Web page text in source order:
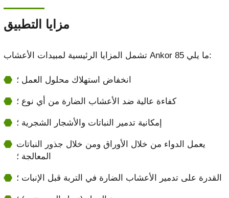
مزايا التطبيق
تشمل المزايا الرئيسية لمبيدات الأعشاب Ankor 85 ما يلي:
انخفاض استهلاك محلول العمل ؛
كفاءة عالية ضد الأعشاب الضارة من أي نوع ؛
إمكانية تدمير النباتات والأشجار الشجرية ؛
يعمل الدواء من خلال الأوراق ومن خلال جذور النباتات
المعالجة ؛
القدرة على تدمير الأعشاب الضارة في التربة قبل الإنبات ؛